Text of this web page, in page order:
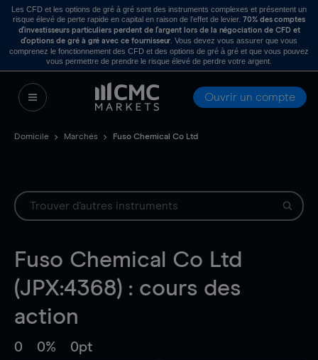
Les CFD et les options de gré à gré sont des instruments complexes et présentent un
risque élevé de perte rapide en capital en raison de l’effet de levier. 70% des comptes
d’investisseurs particuliers perdent de l’argent lors de la négociation de CFD et
d’options de gré à gré avec ce fournisseur . Vous devez vous assurer que vous
comprenez le fonctionnement des CFD et des options de gré à gré et que vous pouvez
vous permettre de prendre le risque élevé de perdre votre argent.
Ouvrir un compte
Domicile Marchés Fuso Chemical Co Ltd
Fuso Chemical Co Ltd
(JPX:4368) : cours des
action
0 0% 0pt